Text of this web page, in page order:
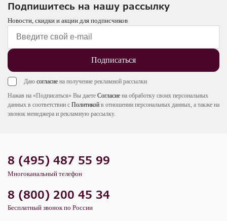
Подпишитесь на нашу рассылку
Новости, скидки и акции для подписчиков
Подписаться
Даю согласие на получение рекламной рассылки
Нажав на «Подписаться» Вы даете Согласие на обработку своих персональных
данных в соответствии с Политикой в отношении персональных данных, а также на
звонок менеджера и рекламную рассылку.
8 (495) 487 55 99
Многоканальный телефон
8 (800) 200 45 34
Бесплатный звонок по России